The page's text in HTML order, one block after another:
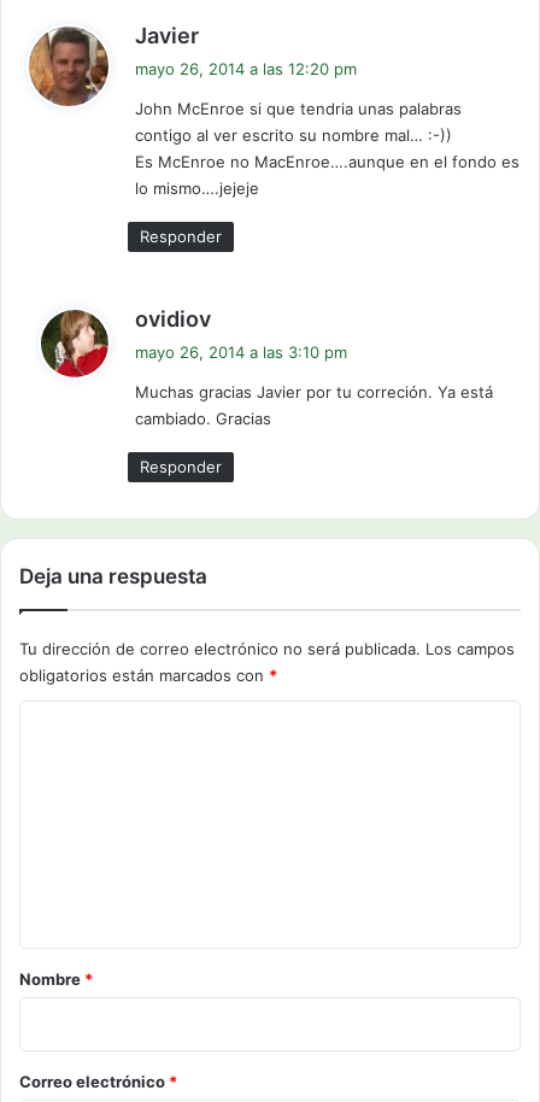
Javier
e
:
mayo 26, 2014 a las 12:20 pm
John McEnroe si que tendria unas palabras
contigo al ver escrito su nombre mal… :-))
Es McEnroe no MacEnroe….aunque en el fondo es
lo mismo….jejeje
Responder
ovidiov
e
mayo 26, 2014 a las 3:10 pm
Muchas gracias Javier por tu correción. Ya está
cambiado. Gracias
Responder
Deja una respuesta
Tu dirección de correo electrónico no será publicada. Los campos
obligatorios están marcados con *
r
o
*
Nombre *
Correo electrónico *